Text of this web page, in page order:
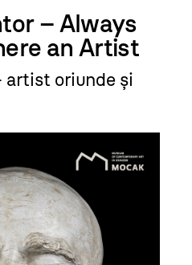
– Always
an Artist
artist oriunde și